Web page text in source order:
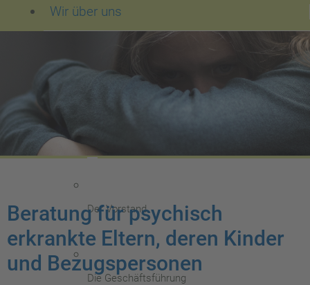
Wir über uns
Der Kinderschutzbund Orts- und Kreisverband
Der Vorstand
Die Geschäftsführung
Beratung für psychisch
erkrankte Eltern, deren Kinder
und Bezugspersonen